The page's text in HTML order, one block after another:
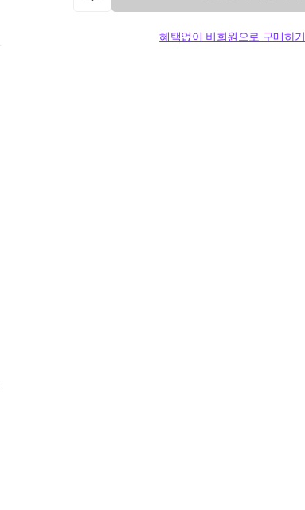
혜택없이 비회원으로 구매하기